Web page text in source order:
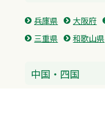
兵庫県 大阪府
三重県
和歌山県
中国・四国